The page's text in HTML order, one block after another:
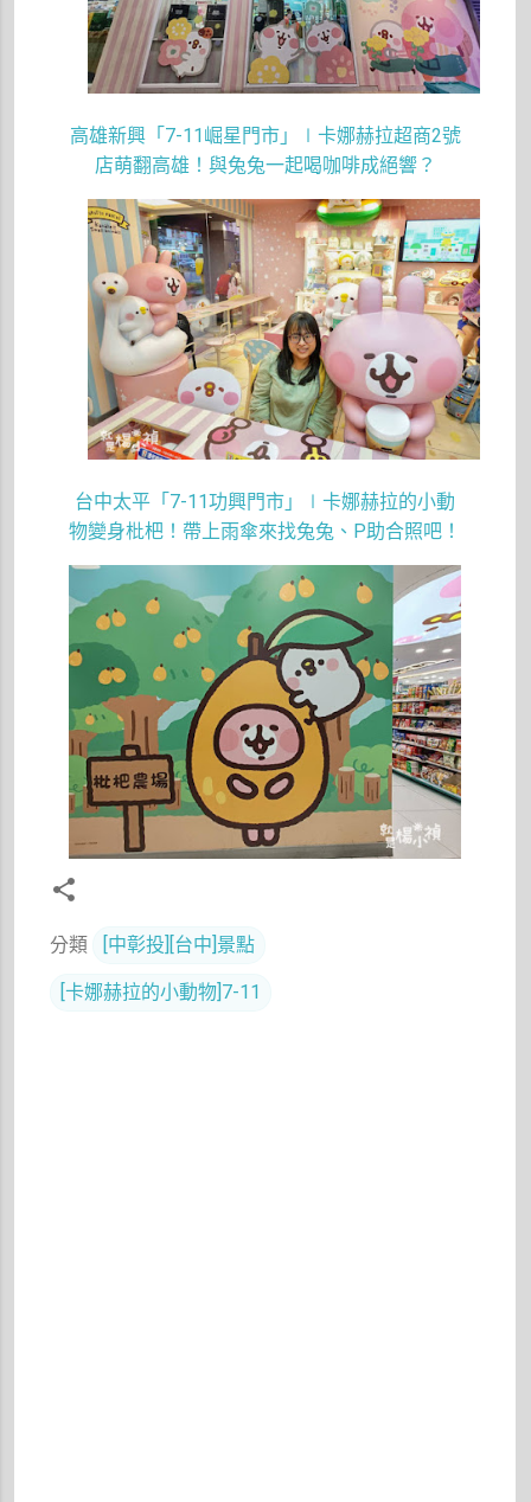
高雄新興「 7-11崛星門市」∣卡娜赫拉超商2號
店萌翻高雄！與兔兔一起喝咖啡成絕響？
台中太平「 7-11功興門市」∣卡娜赫拉的小動
物變身枇杷！帶上雨傘來找兔兔、 P助合照吧！
分類 [中彰投][台中]景點
[卡娜赫拉的小動物]7-11